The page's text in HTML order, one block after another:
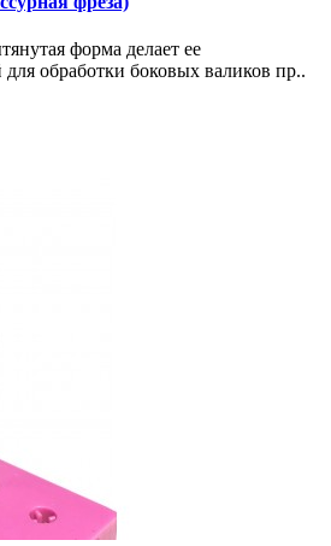
форма делает ее
обработки боковых валиков пр..